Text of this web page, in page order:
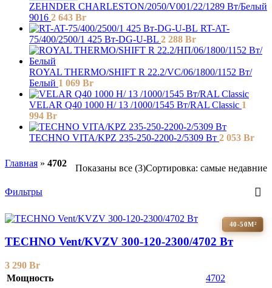
ZEHNDER CHARLESTON/2050/V001/22/1289 Вт/Белый
9016 2 643 Br
RT-AT-
75/400/2500/1 425 Вт-DG-U-BL 2 288 Br
ROYAL THERMO/SHIFT R 22.2/VC/06/1800/1152 Вт/
Белый 1 069 Br
VELAR Q40 1000 H/ 13 /1000/1545 Вт/RAL Classic 1
994 Br
TECHNO VITA/KPZ 235-250-2200-2/5309 Вт 2 053 Br
Главная » 4702 Показаны все (3)Сортировка: самые недавние
Фильтры
40-50М²
TECHNO Vent/KVZV 300-120-2300/4702 Вт
3 290 Br
Мощность
4702